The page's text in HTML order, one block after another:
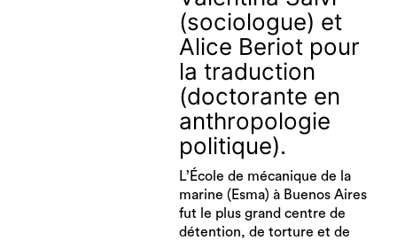
(sociologue) et
Alice Beriot pour
la traduction
(doctorante en
anthropologie
politique).
L’École de mécanique de la
marine (Esma) à Buenos Aires
fut le plus grand centre de
détention, de torture et de